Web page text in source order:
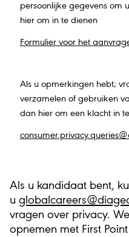
persoonlijke gegevens om
hier om in te dienen
Formulier voor het
Als u opmerkingen hebt;
verzamelen of gebruiken
dan hier om een klacht in
Als u kandidaat bent,
u
vragen over privacy.
opnemen met First